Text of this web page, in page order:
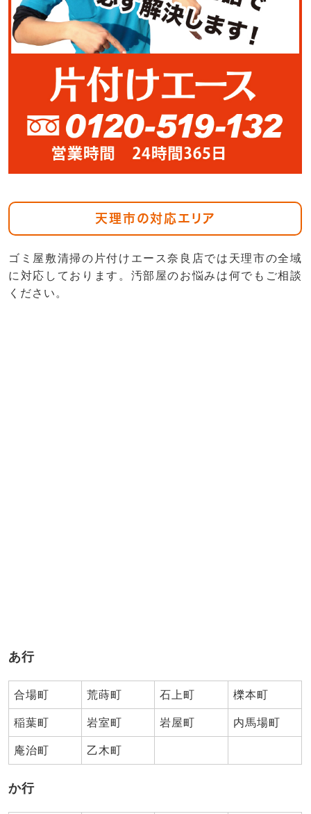
天理市の対応エリア
ゴミ屋敷清掃の片付けエース奈良店では天理市の全域
に対応しております。汚部屋のお悩みは何でもご相談
ください。
あ行
合場町 荒蒔町 石上町 櫟本町
稲葉町 岩室町 岩屋町 内馬場町
庵治町 乙木町
か行